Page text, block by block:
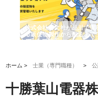
株式会社耕文社が品川で実
る販促物製作から配送まで
ストップ対応
ホーム >士業（専門職種） >
十勝葉山電器